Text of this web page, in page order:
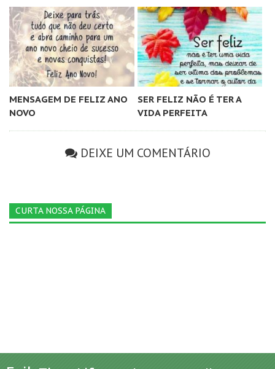
MENSAGEM DE FELIZ ANO
NOVO
SER FELIZ NÃO É TER A
VIDA PERFEITA
DEIXE UM COMENTÁRIO
CURTA NOSSA PÁGINA